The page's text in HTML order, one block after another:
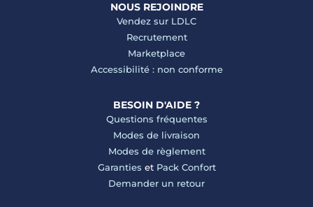
NOUS REJOINDRE
Vendez sur LDLC
Recrutement
Marketplace
Accessibilité : non conforme
BESOIN D'AIDE ?
Questions fréquentes
Modes de livraison
Modes de règlement
Garanties et Pack Confort
Demander un retour